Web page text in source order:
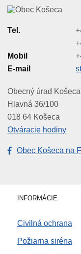
Tel.
Mobil
E-mail
Obecný úrad Košeca
Hlavná 36/100
018 64 Košeca
Otváracie hodiny
Obec Košeca na
INFORMÁCIE
Civilná ochrana
Požiarna siréna